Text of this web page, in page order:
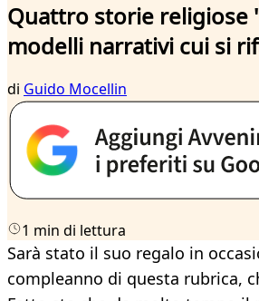
Quattro storie religiose
modelli narrativi cui si
di Guido Mocellin
1 min di lettura
Sarà stato il suo regalo in
compleanno di questa rubrica,